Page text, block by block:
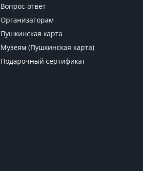
Вопрос-ответ
Организаторам
Пушкинская карта
Музеям (Пушкинская карта)
Подарочный сертификат